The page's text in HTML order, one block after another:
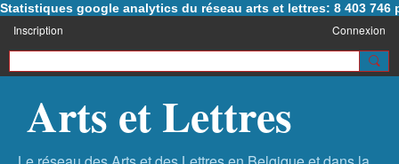
Statistiques google analytics du réseau arts et lettres: 8 403 746
Inscription Connexion
Arts et Lettres